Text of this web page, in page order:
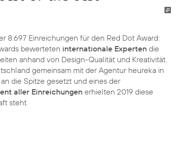
8.697 Einreichungen für den Red Dot Award:
bewerteten internationale Experten die
anhand von Design-Qualität und Kreativität.
gemeinsam mit der Agentur heureka in
die Spitze gesetzt und eines der
aller Einreichungenerhielten 2019 diese
steht.